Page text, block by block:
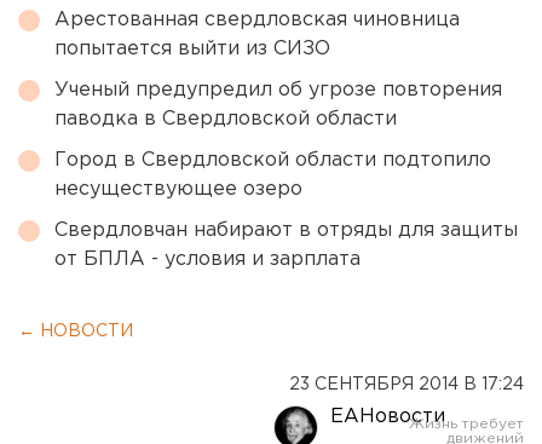
Арестованная свердловская чиновница
попытается выйти из СИЗО
Ученый предупредил об угрозе повторения
паводка в Свердловской области
Город в Свердловской области подтопило
несуществующее озеро
Свердловчан набирают в отряды для защиты
от БПЛА - условия и зарплата
← НОВОСТИ
23 СЕНТЯБРЯ 2014 В 17:24
ЕАНовости